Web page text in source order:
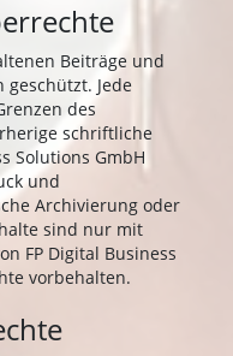
Beiträge und
Jede
des
schriftliche
Solutions GmbH
und
Archivierung oder
sind nur mit
FP Digital Business
vorbehalten.